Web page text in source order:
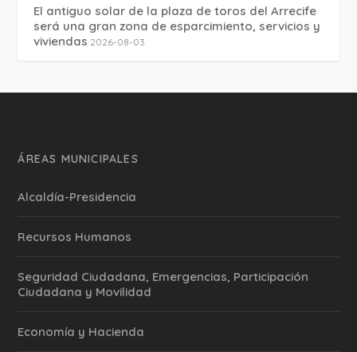
El antiguo solar de la plaza de toros del Arrecife
será una gran zona de esparcimiento, servicios y
viviendas 2026-08-03
ÁREAS MUNICIPALES
Alcaldía-Presidencia
Recursos Humanos
Seguridad Ciudadana, Emergencias, Participación
Ciudadana y Movilidad
Economía y Hacienda